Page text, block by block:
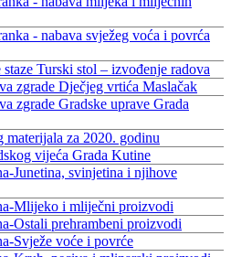
- nabava svježeg voća i povrća
Turski stol – izvođenje radova
zgrade Dječjeg vrtića Maslačak
zgrade Gradske uprave Grada
materijala za 2020. godinu
vijeća Grada Kutine
Junetina, svinjetina i njihove
Mlijeko i mliječni proizvodi
Ostali prehrambeni proizvodi
Svježe voće i povrće